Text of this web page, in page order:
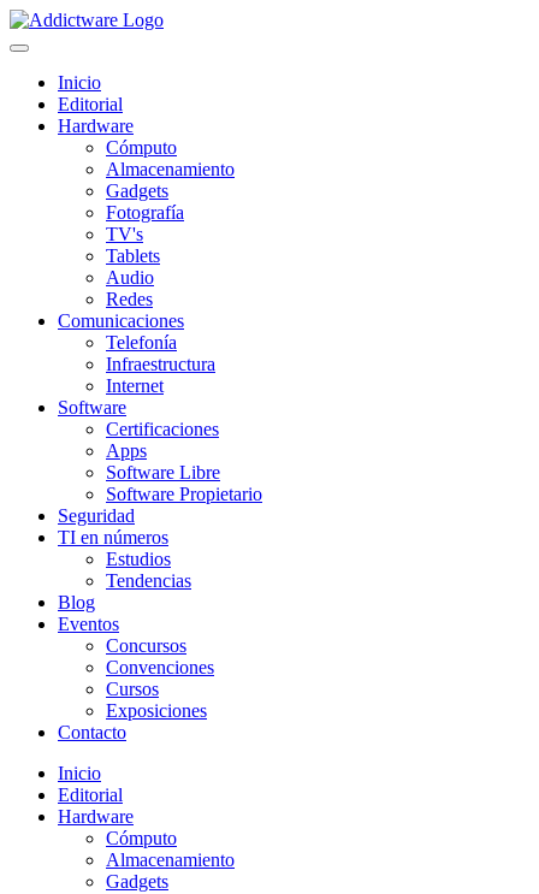
Inicio
Editorial
Hardware
Cómputo
Almacenamiento
Gadgets
Fotografía
TV's
Tablets
Audio
Redes
Comunicaciones
Telefonía
Infraestructura
Internet
Software
Certificaciones
Apps
Software Libre
Software Propietario
Seguridad
TI en números
Estudios
Tendencias
Blog
Eventos
Concursos
Convenciones
Cursos
Exposiciones
Contacto
Inicio
Editorial
Hardware
Cómputo
Almacenamiento
Gadgets